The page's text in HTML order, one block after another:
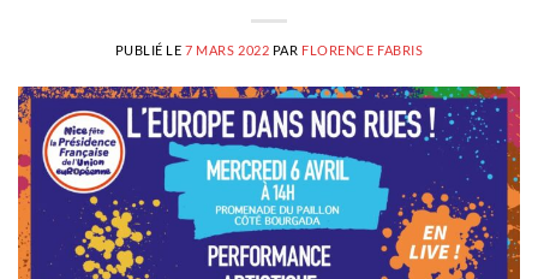
PUBLIÉ LE7 MARS 2022 PAR FLORENCE FABRIS